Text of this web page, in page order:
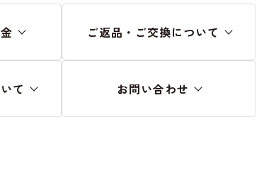
ご返品・ご交換について
て お問い合わせ